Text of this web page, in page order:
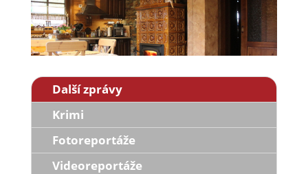
Další zprávy
Krimi
Fotoreportáže
Videoreportáže